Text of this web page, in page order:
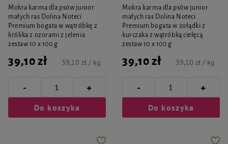
Mokra karma dla psów junior
małych ras Dolina Noteci
Premium bogata w wątróbkę z
królika z ozorami z jelenia
zestaw 10 x 100 g
39,10 zł 39,10 zł / kg
- +
Do koszyka
Mokra karma dla psów junior
małych ras Dolina Noteci
Premium bogata w żołądki z
kurczaka z wątróbką cielęcą
zestaw 10 x 100 g
39,10 zł 39,10 zł / kg
- +
Do koszyka